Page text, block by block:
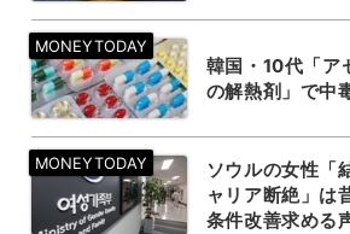
韓国・10代「ア
の解熱剤」で中
ソウルの女性「
ャリア断絶」は
条件改善求める